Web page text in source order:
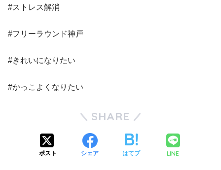
#ストレス解消
#フリーラウンド神戸
#きれいになりたい
#かっこよくなりたい
SHARE
ポスト シェア はてブ LINE